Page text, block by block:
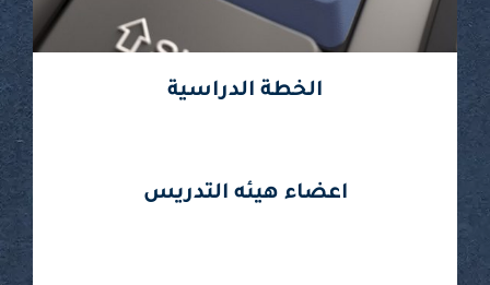
الخطة الدراسية
اعضاء هيئه التدريس